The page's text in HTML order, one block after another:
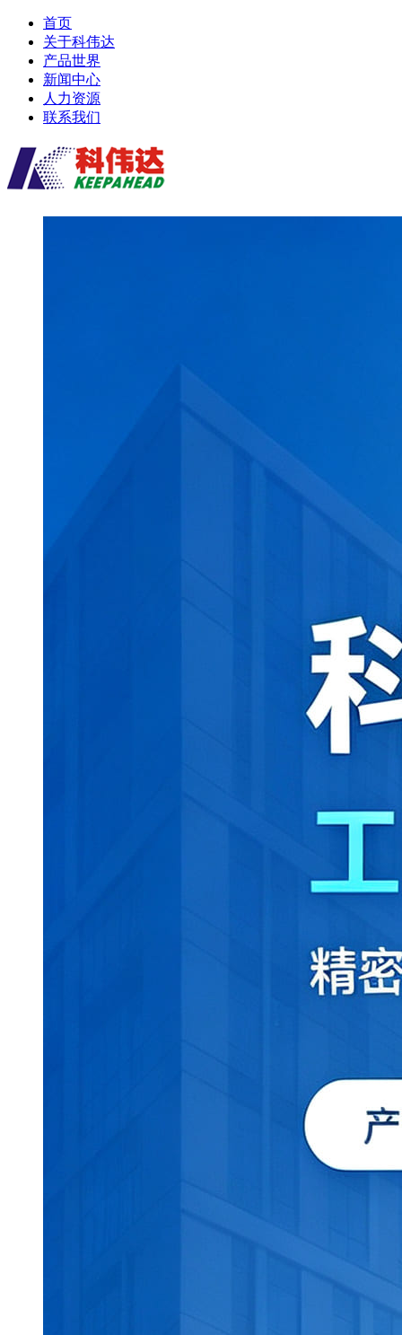
首页
关于科伟达
产品世界
新闻中心
人力资源
联系我们